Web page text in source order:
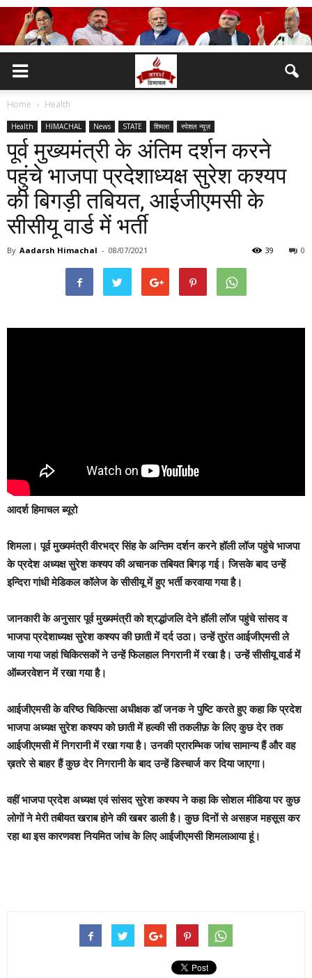
Home Health
Health HIMACHAL News STATE शिमला स्पेशल न्यूज़
पूर्व मुख्यमंत्री के अंतिम दर्शन करने
पहुंचे भाजपा प्रदेशाध्यक्ष सुरेश कश्यप
की बिगड़ी तबियत, आईजीएमसी के
सीसीयू वार्ड में भर्ती
By Aadarsh Himachal - 08/07/2021 0
39
आदर्श हिमाचल ब्यूरो
शिमला।पूर्व मुख्यमंत्री वीरभद्र सिंह के अन्तिम दर्शन करने हॉली लॉज पहुंचे भाजपा
के प्रदेश अध्यक्ष सुरेश कश्यप की अचानक तबियत बिगड़ गई। जिसके बाद उन्हें
इन्दिरा गांधी मेडिकल कॉलेज के सीसीयू में हुए भर्ती करवाया गया है।
जानकारी के अनुसार पूर्व मुख्यमंत्री को श्रद्धांजलि देने हॉली लॉज पहुंचे सांसद व
भाजपा प्रदेशाध्यक्ष सुरेश कश्यप की छाती में दर्द उठा। उन्हें तुरंत आईजीएमसी ले
जाया गया जहां चिकित्सकों ने उन्हें फिलहाल निगरानी में रखा है। उन्हें सीसीयू वार्ड में
ऑब्जरवेशन में रखा गया है।
आईजीएमसी के वरिष्ठ चिकित्सा अधीक्षक डॉ जनक ने पुष्टि करते हुए कहा कि प्रदेश
भाजपा अध्यक्ष सुरेश कश्यप को छाती में हल्की सी तकलीफ़ के लिए कुछ देर तक
आईजीएमसी में निगरानी में रखा गया है। उनकी प्रारम्भिक जांच सामान्य हैं और वह
ख़तरे से बाहर हैं कुछ देर निगरानी के बाद उन्हें डिस्चार्ज कर दिया जाएगा।
वहीं भाजपा प्रदेश अध्यक्ष एवं सांसद सुरेश कश्यप ने कहा कि सोशल मीडिया पर कुछ
लोगों ने मेरी तबीयत खराब होने की खबर डाली है। कुछ दिनों से असहज महसूस कर
रहा था इस कारणवश नियमित जांच के लिए आईजीएमसी शिमलाआया हूं।